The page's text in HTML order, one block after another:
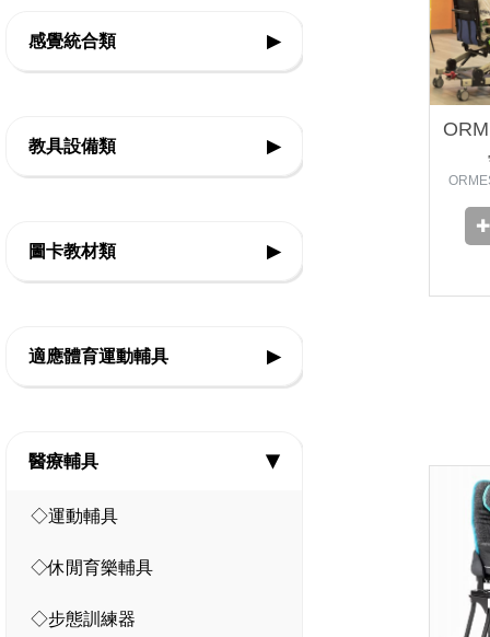
感覺統合類 ▶
◇平衡
◇團體活動
◇感官刺激
教具設備類 ▶
◇邏輯思考教具
◇美勞創作教具
◇教室設備
圖卡教材類 ▶
◇口語表達
◇情緒表達
適應體育運動輔具 ▶
◇復健運動三輪車
◇Frame Running 框架跑步三輪車
◇Boccia 地板滾球
◇運動輔具專案規劃
醫療輔具 ▶
◇運動輔具
◇休閒育樂輔具
◇步態訓練器
✚